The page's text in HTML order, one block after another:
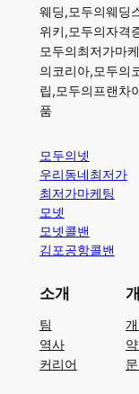
웨딩,모두의웨딩
위키,모두의자격
모두의최저가마
의코리아,모두의
립,모두의프랜차
품
모두의넷
우리동네최저가
최저가마케팅
모넷
모넷콜밴
김포공항콜밴
소개
팀
역사
커리어